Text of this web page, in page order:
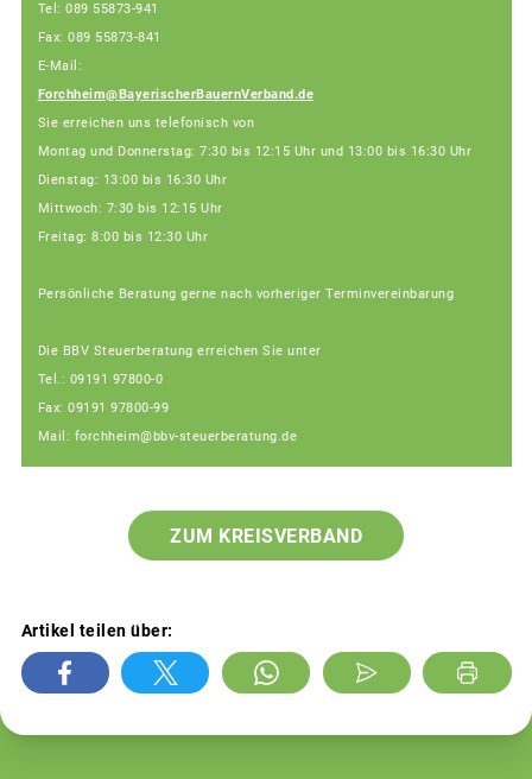
Tel: 089 55873-941
Fax: 089 55873-841
E-Mail:
Forchheim@BayerischerBauernVerband.de
Sie erreichen uns telefonisch von
Montag und Donnerstag: 7:30 bis 12:15 Uhr und 13:00 bis 16:30 Uhr
Dienstag: 13:00 bis 16:30 Uhr
Mittwoch: 7:30 bis 12:15 Uhr
Freitag: 8:00 bis 12:30 Uhr
Persönliche Beratung gerne nach vorheriger Terminvereinbarung
Die BBV Steuerberatung erreichen Sie unter
Tel.: 09191 97800-0
Fax: 09191 97800-99
Mail: forchheim@bbv-steuerberatung.de
ZUM KREISVERBAND
Artikel teilen über: